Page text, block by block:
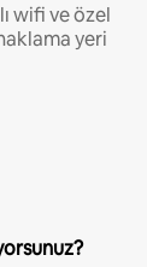
wifi ve özel
yeri